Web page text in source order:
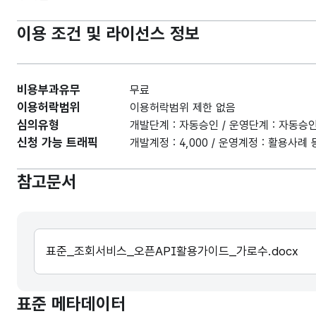
이용 조건 및 라이선스 정보
비용부과유무 무료
이용허락범위 이용허락범위 제한 없음
심의유형 개발단계 : 자동승인 / 운영단계 : 자동승인
신청 가능 트래픽 개발계정 : 4,000 / 운영계정 : 활용사례
참고문서
표준_조회서비스_오픈API활용가이드_가로수.docx
표준 메타데이터